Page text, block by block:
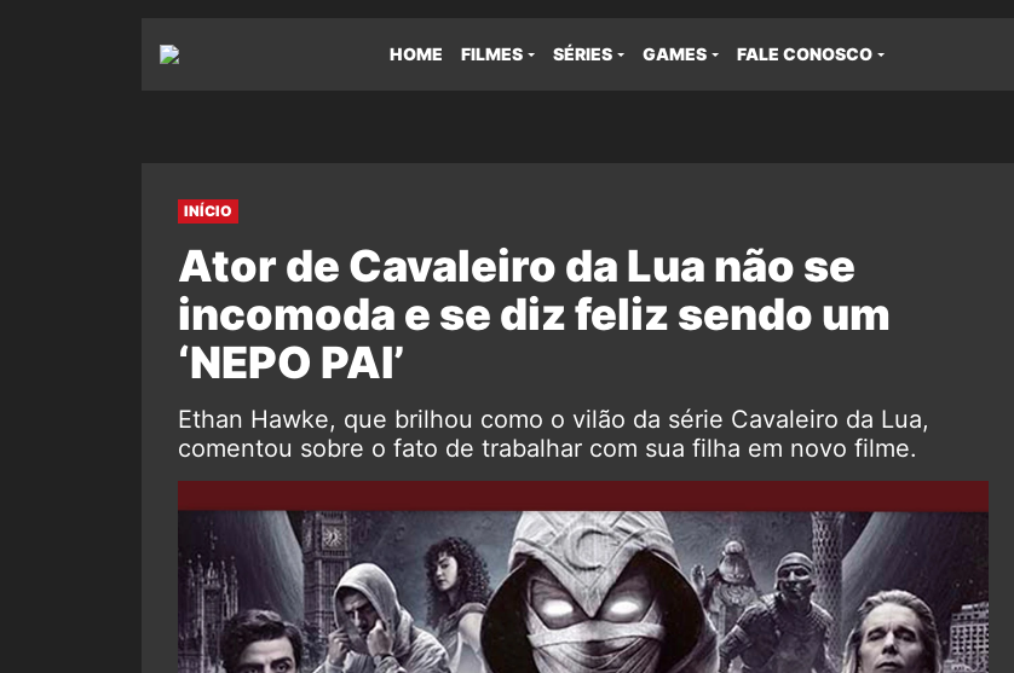
HOME FILMES SÉRIES GAMES FALE CONOSCO
INÍCIO
Ator de Cavaleiro da Lua não se
incomoda e se diz feliz sendo um
‘NEPO PAI’
Ethan Hawke, que brilhou como o vilão da série Cavaleiro da Lua,
comentou sobre o fato de trabalhar com sua filha em novo filme.